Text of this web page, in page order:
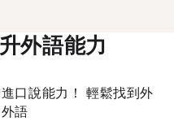
外語能力
口說能力！ 輕鬆找到外
語